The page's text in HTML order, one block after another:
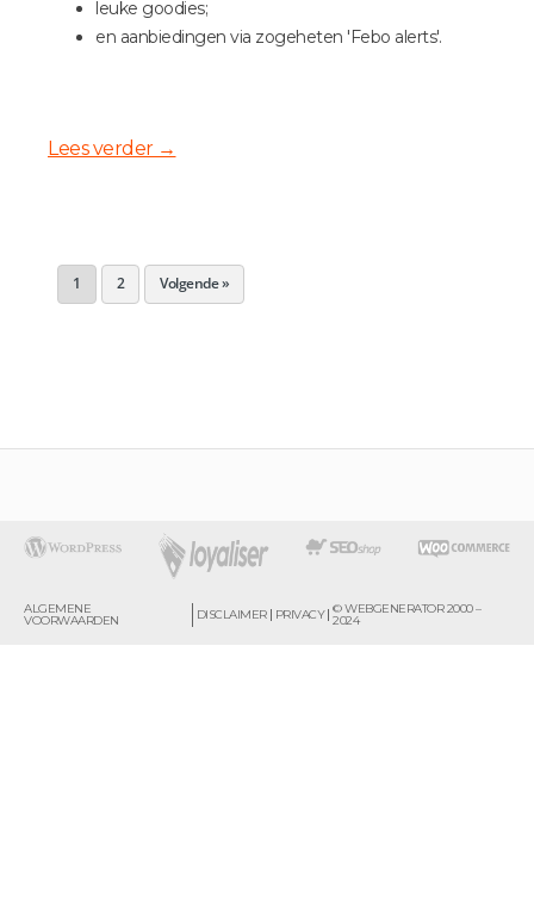
leuke goodies;
en aanbiedingen via zogeheten 'Febo alerts'.
Lees verder →
1 2 Volgende »
ALGEMENE
VOORWAARDEN DISCLAIMER PRIVACY © WEBGENERATOR 2000 –
2024